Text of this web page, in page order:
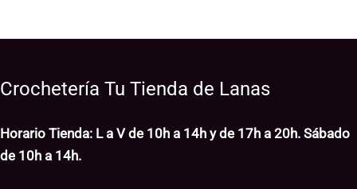
Crochetería Tu Tienda de Lanas
Horario Tienda: L a V de 10h a 14h y de 17h a 20h. Sábado
de 10h a 14h.